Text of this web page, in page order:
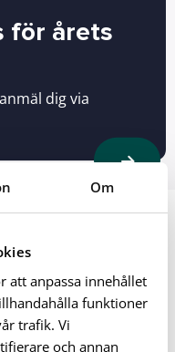
Om
att anpassa innehållet
funktioner
trafik. Vi
och annan
för årets
dig via